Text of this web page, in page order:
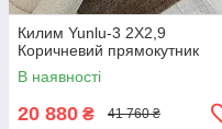
Килим Yunlu-3 2Х2,9
Коричневий прямокутник
В наявності
20 880 ₴ 41 760 ₴